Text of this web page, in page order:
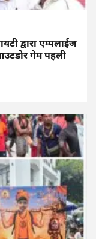
द्वारा एम्पलाईज
गेम पहली